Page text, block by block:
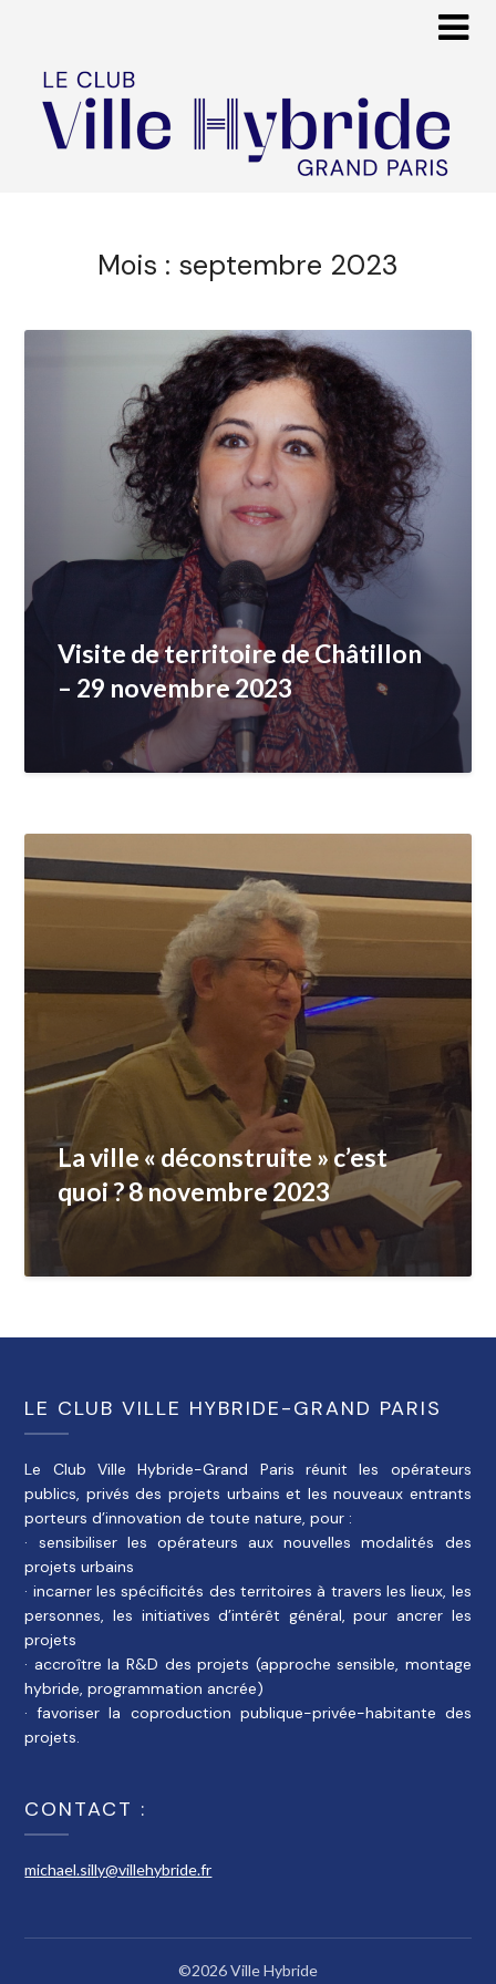
Mois : septembre 2023
Visite de territoire de Châtillon
– 29 novembre 2023
La ville « déconstruite » c’est
quoi ? 8 novembre 2023
LE CLUB VILLE HYBRIDE-GRAND PARIS
Le Club Ville Hybride-Grand Paris réunit les opérateurs
publics, privés des projets urbains et les nouveaux entrants
porteurs d’innovation de toute nature, pour :
· sensibiliser les opérateurs aux nouvelles modalités des
projets urbains
· incarner les spécificités des territoires à travers les lieux, les
personnes, les initiatives d’intérêt général, pour ancrer les
projets
· accroître la R&D des projets (approche sensible, montage
hybride, programmation ancrée)
· favoriser la coproduction publique-privée-habitante des
projets.
CONTACT :
michael.silly@villehybride.fr
©2026 Ville Hybride